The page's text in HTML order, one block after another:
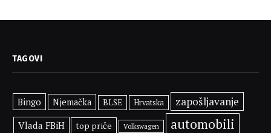
TAGOVI
Bingo Njemačka BLSE Hrvatska zapošljavanje
Vlada FBiH top priče Volkswagen automobili